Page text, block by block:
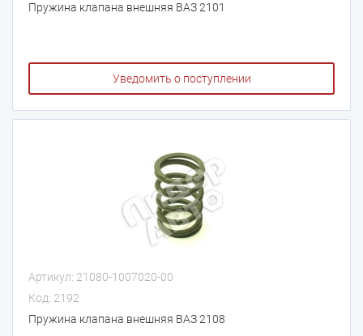
Пружина клапана внешняя ВАЗ 2101
Уведомить о поступлении
Артикул: 21080-1007020-00
Код: 2192
Пружина клапана внешняя ВАЗ 2108